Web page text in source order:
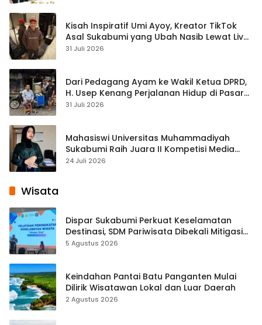
Kisah Inspiratif Umi Ayoy, Kreator TikTok
Asal Sukabumi yang Ubah Nasib Lewat Live
Streaming
31 Juli 2026
Dari Pedagang Ayam ke Wakil Ketua DPRD,
H. Usep Kenang Perjalanan Hidup di Pasar
Cisaat
31 Juli 2026
Mahasiswi Universitas Muhammadiyah
Sukabumi Raih Juara II Kompetisi Media
Pembelajaran Digital Tingkat Internasional
24 Juli 2026
Wisata
Dispar Sukabumi Perkuat Keselamatan
Destinasi, SDM Pariwisata Dibekali Mitigasi
hingga Teknik Evakuasi
5 Agustus 2026
Keindahan Pantai Batu Panganten Mulai
Dilirik Wisatawan Lokal dan Luar Daerah
2 Agustus 2026